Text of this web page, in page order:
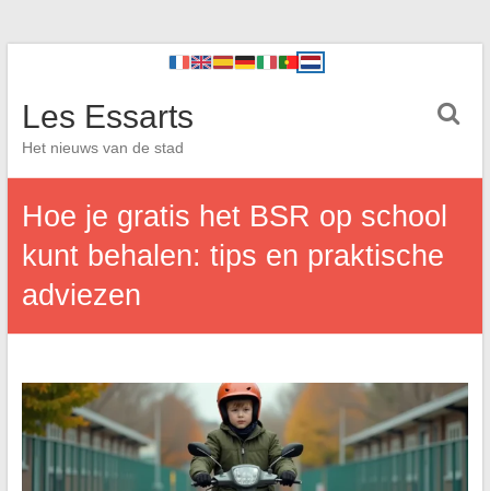
Les Essarts
Het nieuws van de stad
Hoe je gratis het BSR op school
kunt behalen: tips en praktische
adviezen